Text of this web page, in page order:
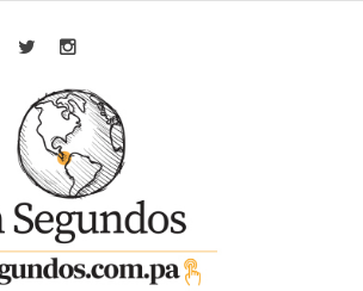
Facebook
TwitterInstagram